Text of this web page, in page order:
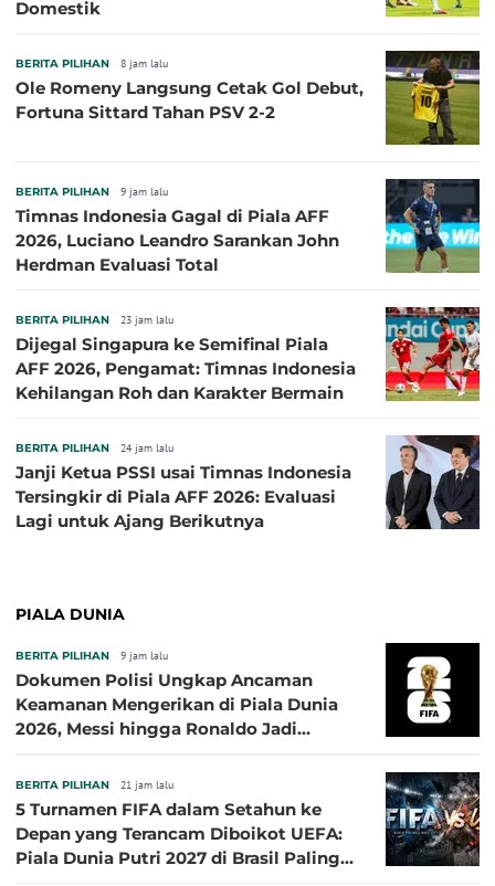
Domestik
BERITA PILIHAN 8 jam lalu
Ole Romeny Langsung Cetak Gol Debut,
Fortuna Sittard Tahan PSV 2-2
BERITA PILIHAN 9 jam lalu
Timnas Indonesia Gagal di Piala AFF
2026, Luciano Leandro Sarankan John
Herdman Evaluasi Total
BERITA PILIHAN 23 jam lalu
Dijegal Singapura ke Semifinal Piala
AFF 2026, Pengamat: Timnas Indonesia
Kehilangan Roh dan Karakter Bermain
BERITA PILIHAN 24 jam lalu
Janji Ketua PSSI usai Timnas Indonesia
Tersingkir di Piala AFF 2026: Evaluasi
Lagi untuk Ajang Berikutnya
PIALA DUNIA
BERITA PILIHAN 9 jam lalu
Dokumen Polisi Ungkap Ancaman
Keamanan Mengerikan di Piala Dunia
2026, Messi hingga Ronaldo Jadi
BERITA PILIHAN 21 jam lalu
5 Turnamen FIFA dalam Setahun ke
Depan yang Terancam Diboikot UEFA:
Piala Dunia Putri 2027 di Brasil Paling